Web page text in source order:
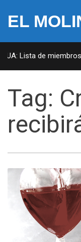
EL
Lista de
Tag: